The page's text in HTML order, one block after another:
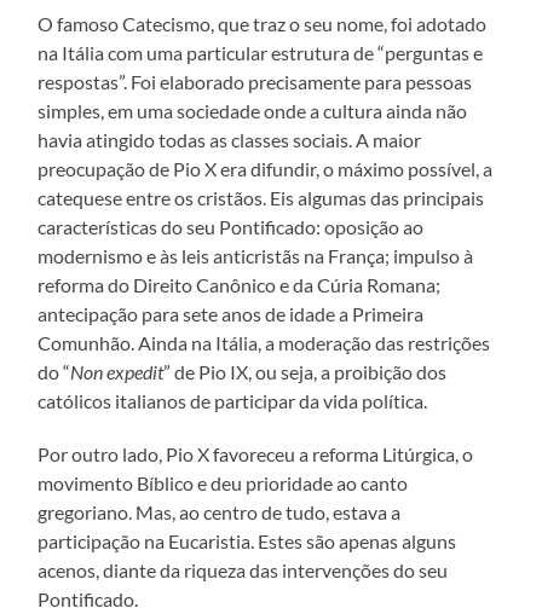
O famoso Catecismo, que traz o seu nome, foi adotado
na Itália com uma particular estrutura de “perguntas e
respostas”. Foi elaborado precisamente para pessoas
simples, em uma sociedade onde a cultura ainda não
havia atingido todas as classes sociais. A maior
preocupação de Pio X era difundir, o máximo possível, a
catequese entre os cristãos. Eis algumas das principais
características do seu Pontificado: oposição ao
modernismo e às leis anticristãs na França; impulso à
reforma do Direito Canônico e da Cúria Romana;
antecipação para sete anos de idade a Primeira
Comunhão. Ainda na Itália, a moderação das restrições
do “Non expedit” de Pio IX, ou seja, a proibição dos
católicos italianos de participar da vida política.
Por outro lado, Pio X favoreceu a reforma Litúrgica, o
movimento Bíblico e deu prioridade ao canto
gregoriano. Mas, ao centro de tudo, estava a
participação na Eucaristia. Estes são apenas alguns
acenos, diante da riqueza das intervenções do seu
Pontificado.